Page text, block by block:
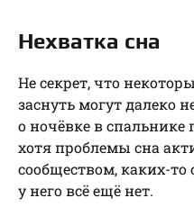
Нехватка сна
Не секрет, что
заснуть могут далеко
о ночёвке в
хотя проблемы сна
сообществом, каких-
у него всё ещё нет.